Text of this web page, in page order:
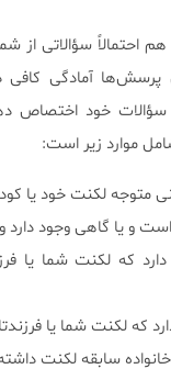
هم احتمالاً سؤالاتی
پرسش‌ها آمادگی کافی
سؤالات خود اختصاص
موارد زیر است:
متوجه لکنت خود یا
و یا گاهی وجود دارد
دارد که لکنت شما یا
که لکنت شما یا
خانواده سابقه لکنت